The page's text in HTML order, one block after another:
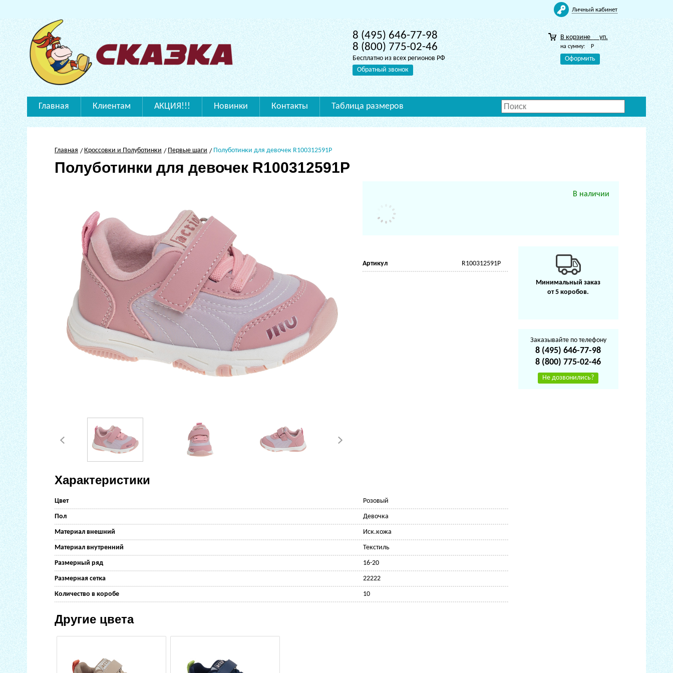
Личный кабинет
8 (495) 646-77-98
8 (800) 775-02-46
Бесплатно из всех регионов РФ
Обратный звонок
В корзине уп.
на сумму: Р
Оформить
Главная Клиентам АКЦИЯ!!! Новинки Контакты Таблица размеров
Главная Кроссовки и Полуботинки Первые шаги Полуботинки для девочек R100312591P
Полуботинки для девочек R100312591P
В наличии
Артикул R100312591P
Характеристики
Цвет Розовый
Пол Девочка
Материал внешний Иск.кожа
Материал внутренний Текстиль
Размерный ряд 16-20
Размерная сетка 22222
Количество в коробе 10
Другие цвета
Минимальный заказ
от 5 коробов.
Заказывайте по телефону
8 (495) 646-77-98
8 (800) 775-02-46
Не дозвонились?